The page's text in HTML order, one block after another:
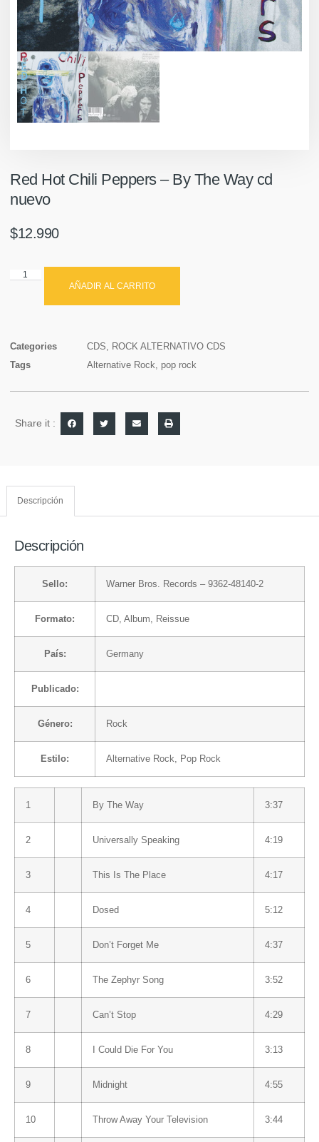
Red Hot Chili Peppers – By The Way cd
nuevo
$12.990
AÑADIR AL CARRITO
Categories CDS, ROCK ALTERNATIVO CDS
Tags
Alternative Rock, pop rock
Share it :
Descripción
Descripción
Sello: Warner Bros. Records – 9362-48140-2
Formato: CD , Album, Reissue
País: Germany
Publicado:
Género: Rock
Estilo: Alternative Rock Pop Rock
1 By The Way 3:37
2 Universally Speaking 4:19
3 This Is The Place 4:17
4 Dosed 5:12
5 Don’t Forget Me 4:37
6 The Zephyr Song 3:52
7 Can’t Stop 4:29
8 I Could Die For You 3:13
9 Midnight 4:55
10 Throw Away Your Television 3:44